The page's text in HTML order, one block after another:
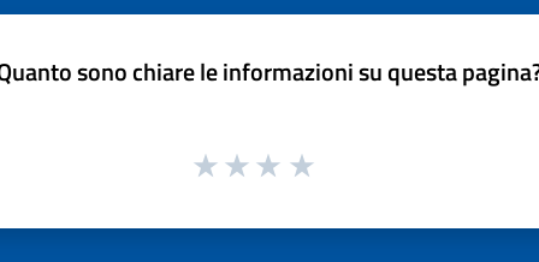
sono chiare le informazioni su questa